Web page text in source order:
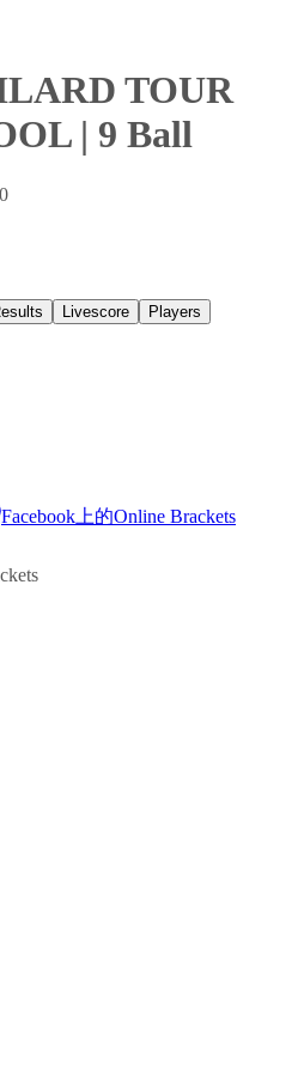
TOUR
| 9 Ball
Livescore
Players
Facebook上的Online Brackets